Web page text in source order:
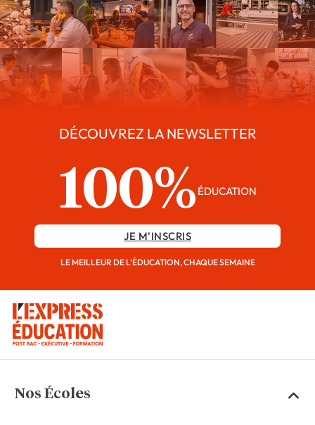
DÉCOUVREZ LA NEWSLETTER
100% ÉDUCATION
JE M'INSCRIS
LE MEILLEUR DE L'ÉDUCATION, CHAQUE SEMAINE
Nos Écoles